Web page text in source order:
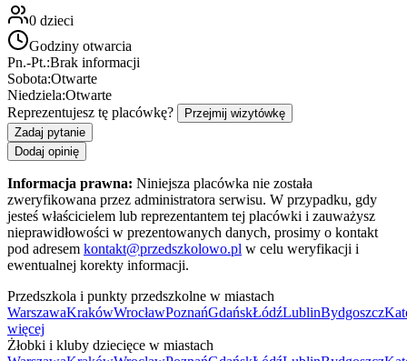
0 dzieci
Godziny otwarcia
Pn.-Pt.:Brak informacji
Sobota:Otwarte
Niedziela:Otwarte
Reprezentujesz tę placówkę?
Przejmij wizytówkę
Zadaj pytanie
Dodaj opinię
Informacja prawna: Niniejsza placówka nie została
zweryfikowana przez administratora serwisu. W przypadku, gdy
jesteś właścicielem lub reprezentantem tej placówki i zauważysz
nieprawidłowości w prezentowanych danych, prosimy o kontakt
pod adresem kontakt@przedszkolowo.pl w celu weryfikacji i
ewentualnej korekty informacji.
Przedszkola i punkty przedszkolne w miastach
WarszawaKrakówWrocławPoznańGdańskŁódźLublinBydgoszcz
więcej
Żłobki i kluby dziecięce w miastach